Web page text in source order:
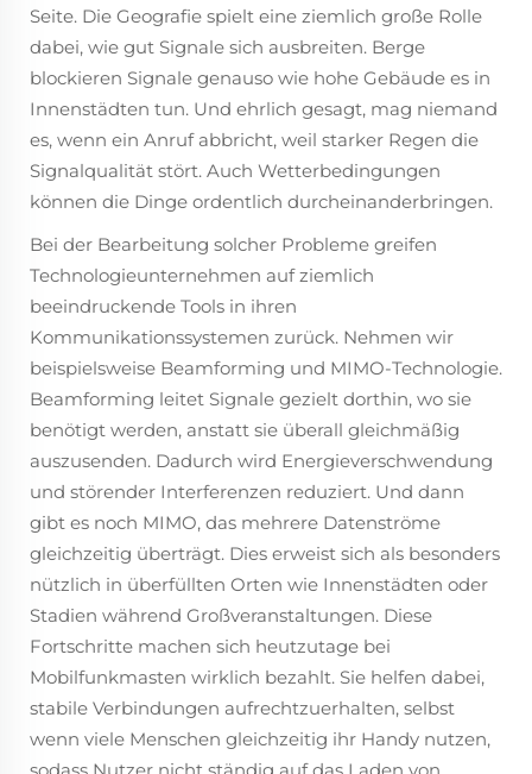
Seite. Die Geografie spielt eine ziemlich große Rolle
dabei, wie gut Signale sich ausbreiten. Berge
blockieren Signale genauso wie hohe Gebäude es in
Innenstädten tun. Und ehrlich gesagt, mag niemand
es, wenn ein Anruf abbricht, weil starker Regen die
Signalqualität stört. Auch Wetterbedingungen
können die Dinge ordentlich durcheinanderbringen.
Bei der Bearbeitung solcher Probleme greifen
Technologieunternehmen auf ziemlich
beeindruckende Tools in ihren
Kommunikationssystemen zurück. Nehmen wir
beispielsweise Beamforming und MIMO-Technologie.
Beamforming leitet Signale gezielt dorthin, wo sie
benötigt werden, anstatt sie überall gleichmäßig
auszusenden. Dadurch wird Energieverschwendung
und störender Interferenzen reduziert. Und dann
gibt es noch MIMO, das mehrere Datenströme
gleichzeitig überträgt. Dies erweist sich als besonders
nützlich in überfüllten Orten wie Innenstädten oder
Stadien während Großveranstaltungen. Diese
Fortschritte machen sich heutzutage bei
Mobilfunkmasten wirklich bezahlt. Sie helfen dabei,
stabile Verbindungen aufrechtzuerhalten, selbst
wenn viele Menschen gleichzeitig ihr Handy nutzen,